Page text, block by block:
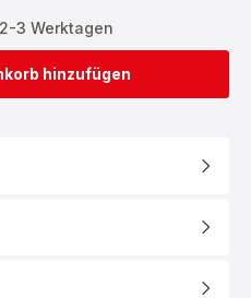
3 Werktagen
hinzufügen